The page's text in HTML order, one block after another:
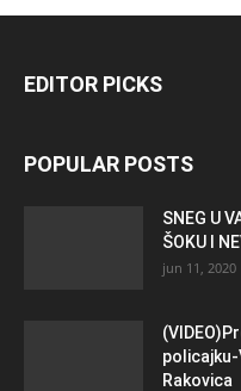
EDITOR PICKS
POPULAR POSTS
SNEG U
ŠOKU I
jun 11, 2020
Rakovica